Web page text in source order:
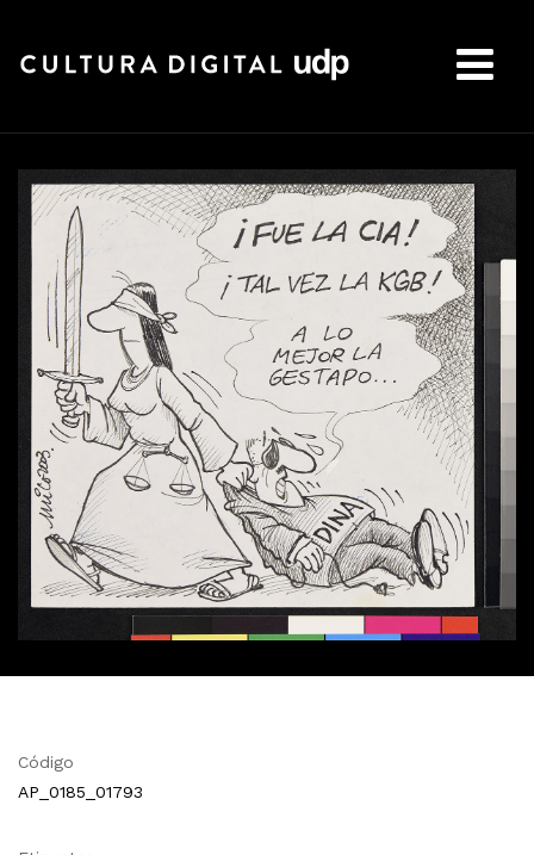
Código
AP_0185_01793